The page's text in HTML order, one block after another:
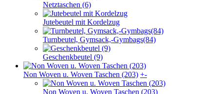
Netztaschen (6)
Jutebeutel mit Kordelzug
Turnbeutel, Gymsack,-Gymbags(84)
Geschenkbeutel (9)
Non Woven u. Woven Taschen (203) +-
Non Woven u. Woven Taschen (203)